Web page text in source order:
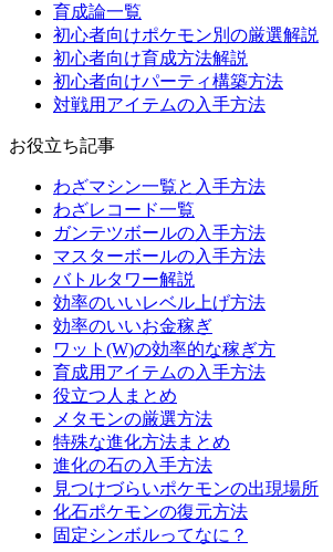
育成論一覧
初心者向けポケモン別の厳選解説
初心者向け育成方法解説
初心者向けパーティ構築方法
対戦用アイテムの入手方法
お役立ち記事
わざマシン一覧と入手方法
わざレコード一覧
ガンテツボールの入手方法
マスターボールの入手方法
バトルタワー解説
効率のいいレベル上げ方法
効率のいいお金稼ぎ
ワット(W)の効率的な稼ぎ方
育成用アイテムの入手方法
役立つ人まとめ
メタモンの厳選方法
特殊な進化方法まとめ
進化の石の入手方法
見つけづらいポケモンの出現場所
化石ポケモンの復元方法
固定シンボルってなに？